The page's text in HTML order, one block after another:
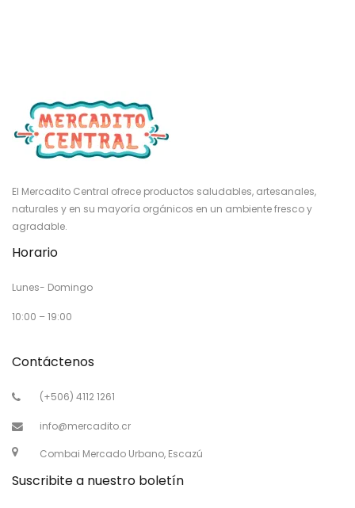
El Mercadito Central ofrece productos saludables, artesanales,
naturales y en su mayoría orgánicos en un ambiente fresco y
agradable.
Horario
Lunes- Domingo
10:00 – 19:00
Contáctenos
(+506) 4112 1261
info@mercadito.cr
Combai Mercado Urbano, Escazú
Suscribite a nuestro boletín